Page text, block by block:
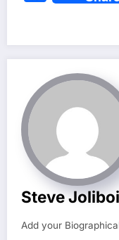
Steve
Add your